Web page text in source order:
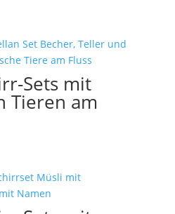
Sets mit
Tieren am